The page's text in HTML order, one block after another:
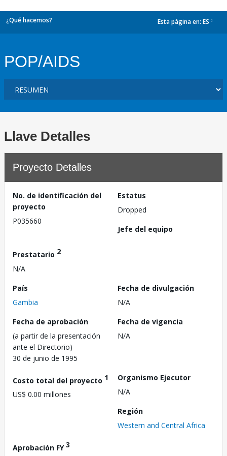
¿Qué hacemos? Esta página en: ES
POP/AIDS
Llave Detalles
Proyecto Detalles
No. de identificación del
proyecto
P035660
Estatus
Dropped
Jefe del equipo
Prestatario 2
N/A
País
Gambia
Fecha de divulgación
N/A
Fecha de aprobación
(a partir de la presentación
ante el Directorio)
30 de junio de 1995
Fecha de vigencia
N/A
Costo total del proyecto 1
US$ 0.00 millones
Organismo Ejecutor
N/A
Región
Western and Central Africa
Aprobación FY3